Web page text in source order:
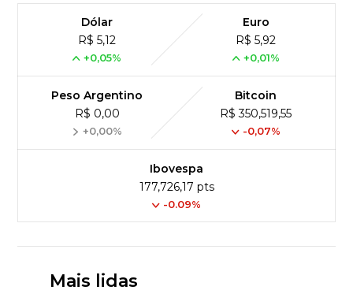
Dólar
R$ 5,12
+0,05%
Euro
R$ 5,92
+0,01%
Peso Argentino
R$ 0,00
+0,00%
Bitcoin
R$ 350,519,55
-0,07%
Ibovespa
177,726,17 pts
-0.09%
Mais lidas